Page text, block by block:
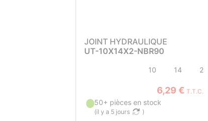
JOINT HYDRAULIQUE
UT-10X14X2-NBR90
10 14 2
6,29 € T.T.C.
50+ pièces en stock
(il y a 5 jours )